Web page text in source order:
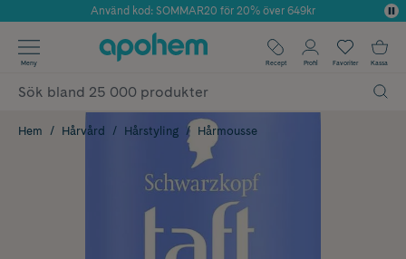
Årets Butik 2025 inom Skönhet
Använd kod: SOMMAR20 för 20% över 649kr
✓ Fri frakt
✓ Poäng på alla köp*
Meny Recept Profil Favoriter Kassa
Hem Hårvård Hårstyling Hårmousse